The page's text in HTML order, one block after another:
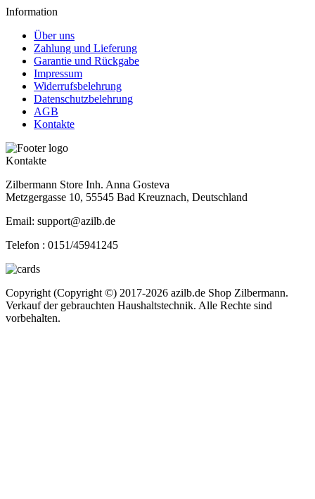
Information
Über uns
Zahlung und Lieferung
Garantie und Rückgabe
Impressum
Widerrufsbelehrung
Datenschutzbelehrung
AGB
Kontakte
Kontakte
Zilbermann Store Inh. Anna Gosteva
Metzgergasse 10, 55545 Bad Kreuznach, Deutschland
Email: support@azilb.de
Telefon : 0151/45941245
Copyright (Copyright ©) 2017-2026 azilb.de Shop Zilbermann.
Verkauf der gebrauchten Haushaltstechnik. Alle Rechte sind
vorbehalten.